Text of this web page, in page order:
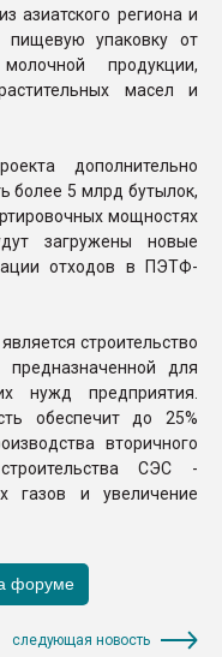
азиатского региона и
пищевую упаковку от
продукции,
масел и
дополнительно
более 5 млрд бутылок,
мощностях
загружены новые
отходов в ПЭТФ-
строительство
для
нужд предприятия.
обеспечит до 25%
вторичного
СЭС -
газов и увеличение
следующая новость